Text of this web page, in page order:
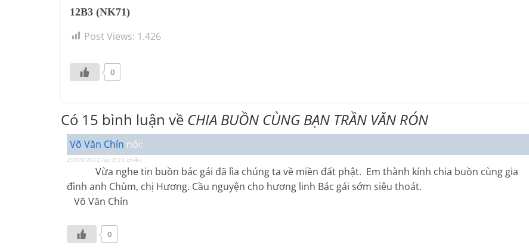
12B3 (NK71)
Post Views: 1.426
0
Có 15 bình luận về CHIA BUỒN CÙNG BẠN TRẦN VĂN RÓN
Võ Văn Chín nói:
29/09/2012 lúc 8:23 chiều
Vừa nghe tin buồn bác gái đã lìa chúng ta về miền đất phật. Em thành kính chia buồn cùng gia
đình anh Chùm, chị Hương. Cầu nguyện cho hương linh Bác gái sớm siêu thoát.
Võ Văn Chín
0